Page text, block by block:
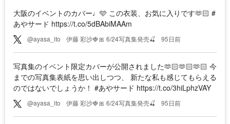
大阪のイベントのカバー♩🩵 この衣装、お気に入りです🫶🏻 #
あやサード https://t.co/5dBAbiMAAm
@ayasa_ito 伊藤 彩沙🍓🎀 6/24写真集発売🍒 95日前
写真集のイベント限定カバーが公開されました🫶🏻🫶🏻🫶🏻 今
までの写真集表紙を思い出しつつ、 新たな私も感じてもらえる
のではないでしょうか！ #あやサード https://t.co/3hiLphzVAY
@ayasa_ito 伊藤 彩沙🍓🎀 6/24写真集発売🍒 95日前